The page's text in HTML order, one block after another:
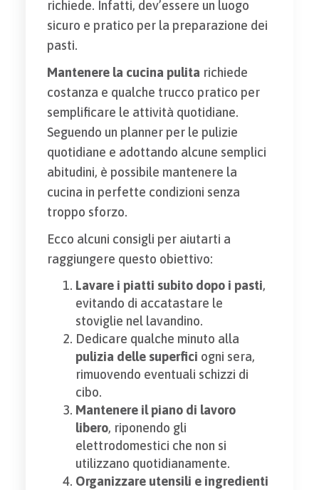
richiede. Infatti, dev’essere un luogo
sicuro e pratico per la preparazione dei
pasti.
Mantenere la cucina pulita richiede
costanza e qualche trucco pratico per
semplificare le attività quotidiane.
Seguendo un planner per le pulizie
quotidiane e adottando alcune semplici
abitudini, è possibile mantenere la
cucina in perfette condizioni senza
troppo sforzo.
Ecco alcuni consigli per aiutarti a
raggiungere questo obiettivo:
Lavare i piatti subito dopo i pasti,
evitando di accatastare le
stoviglie nel lavandino.
Dedicare qualche minuto alla
pulizia delle superfici ogni sera,
rimuovendo eventuali schizzi di
cibo.
Mantenere il piano di lavoro
libero, riponendo gli
elettrodomestici che non si
utilizzano quotidianamente.
Organizzare utensili e ingredienti